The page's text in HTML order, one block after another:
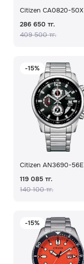
Citizen CA0820-50X
286 650 тг.
409 500 тг.
-15%
Citizen AN3690-56E
119 085 тг.
140 100 тг.
-15%